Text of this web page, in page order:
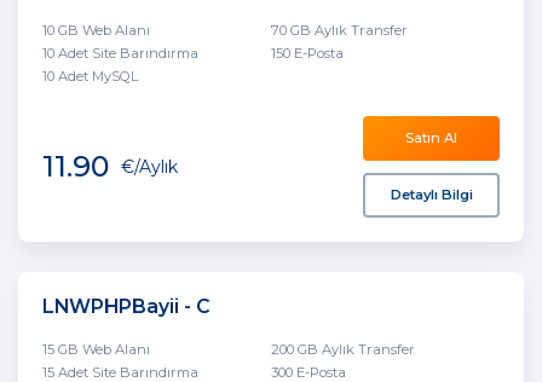
10 GB Web Alanı
70 GB Aylık Transfer
10 Adet Site Barındırma
150 E-Posta
10 Adet MySQL
11.90 €/Aylık
Satın Al
Detaylı Bilgi
LNWPHPBayii - C
15 GB Web Alanı
200 GB Aylık Transfer
15 Adet Site Barındırma
300 E-Posta